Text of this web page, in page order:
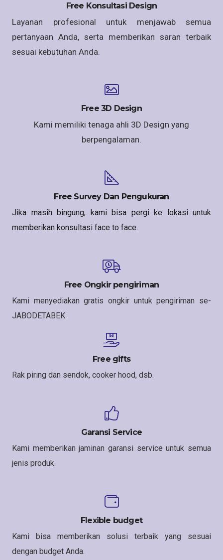
Free Konsultasi Design
Layanan profesional untuk menjawab semua
pertanyaan Anda, serta memberikan saran terbaik
sesuai kebutuhan Anda.
Free 3D Design
Kami memiliki tenaga ahli 3D Design yang
berpengalaman.
Free Survey Dan Pengukuran
Jika masih bingung, kami bisa pergi ke lokasi untuk
memberikan konsultasi face to face.
Free Ongkir pengiriman
Kami menyediakan gratis ongkir untuk pengiriman se-
JABODETABEK
Free gifts
Rak piring dan sendok, cooker hood, dsb.
Garansi Service
Kami memberikan jaminan garansi service untuk semua
jenis produk.
Flexible budget
Kami bisa memberikan solusi terbaik yang sesuai
dengan budget Anda.